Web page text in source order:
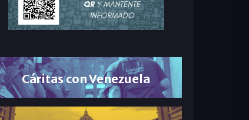
Cáritas con Venezuela